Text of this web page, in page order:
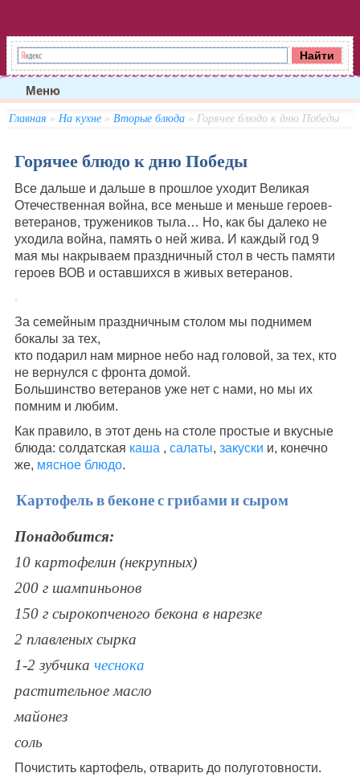
Меню
Главная » На кухне» Вторые блюда» Горячее блюдо к дню Победы
Горячее блюдо к дню Победы
Все дальше и дальше в прошлое уходит Великая
Отечественная война, все меньше и меньше героев-
ветеранов, тружеников тыла… Но, как бы далеко не
уходила война, память о ней жива. И каждый год 9
мая мы накрываем праздничный стол в честь памяти
героев ВОВ и оставшихся в живых ветеранов.
За семейным праздничным столом мы поднимем
бокалы за тех,
кто подарил нам мирное небо над головой, за тех, кто
не вернулся с фронта домой.
Большинство ветеранов уже нет с нами, но мы их
помним и любим.
Как правило, в этот день на столе простые и вкусные
блюда: солдатская каша , салаты, закуски и, конечно
же, мясное блюдо.
Картофель в беконе с грибами и сыром
Понадобится:
10 картофелин (некрупных)
200 г шампиньонов
150 г сырокопченого бекона в нарезке
2 плавленых сырка
1-2 зубчика чеснока
растительное масло
майонез
соль
Почистить картофель, отварить до полуготовности.